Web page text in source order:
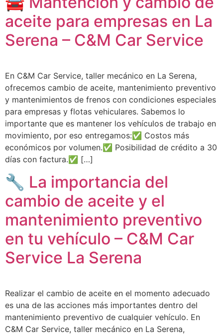
aceite para empresas en La
Serena – C&M Car Service
En C&M Car Service, taller mecánico en La Serena,
ofrecemos cambio de aceite, mantenimiento preventivo
y mantenimientos de frenos con condiciones especiales
para empresas y flotas vehiculares. Sabemos lo
importante que es mantener los vehículos de trabajo en
movimiento, por eso entregamos:✅ Costos más
económicos por volumen.✅ Posibilidad de crédito a 30
días con factura.✅ […]
🔧 La importancia del
cambio de aceite y el
mantenimiento preventivo
en tu vehículo – C&M Car
Service La Serena
Realizar el cambio de aceite en el momento adecuado
es una de las acciones más importantes dentro del
mantenimiento preventivo de cualquier vehículo. En
C&M Car Service, taller mecánico en La Serena,